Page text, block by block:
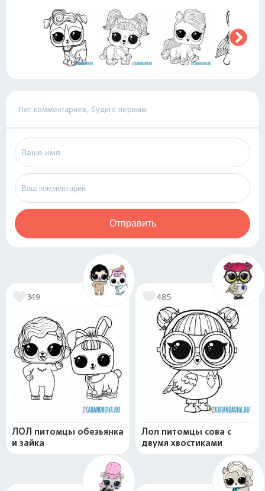
Нет комментариев, будьте первым
Отправить
349
ЛОЛ питомцы обезьянка
и зайка
485
Лол питомцы сова с
двумя хвостиками